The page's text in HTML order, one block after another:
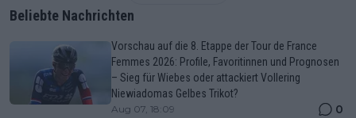
Beliebte Nachrichten
Vorschau auf die 8. Etappe der Tour de France
Femmes 2026: Profile, Favoritinnen und Prognosen
– Sieg für Wiebes oder attackiert Vollering
Niewiadomas Gelbes Trikot?
Aug 07, 18:09 0